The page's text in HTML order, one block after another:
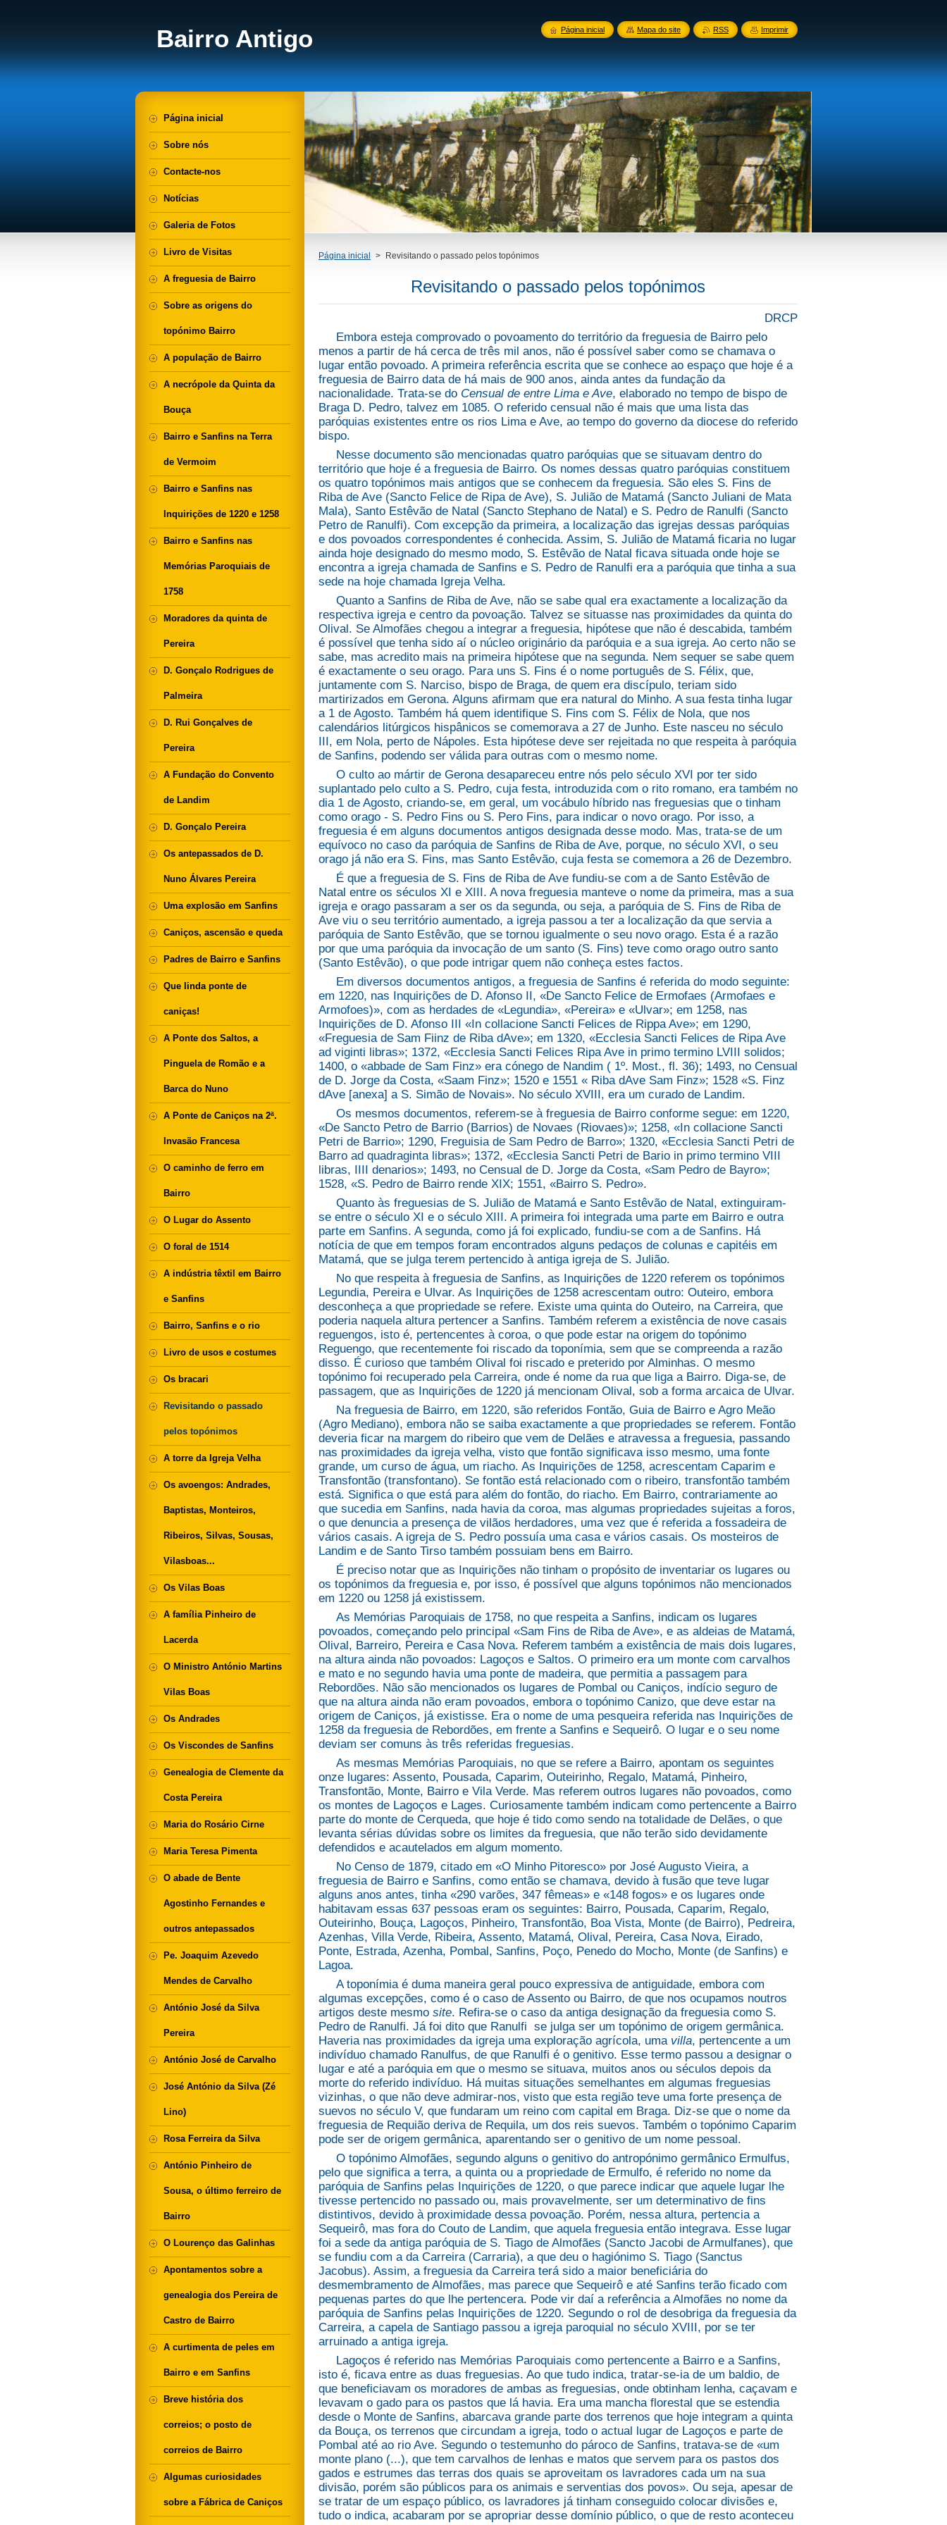
Bairro Antigo
Página inicial > Revisitando o passado pelos topónimos
Revisitando o passado pelos topónimos
DRCP
Embora esteja comprovado o povoamento do território da freguesia de Bairro pelo
menos a partir de há cerca de três mil anos, não é possível saber como se chamava o
lugar então povoado. A primeira referência escrita que se conhece ao espaço que hoje é a
freguesia de Bairro data de há mais de 900 anos, ainda antes da fundação da
nacionalidade. Trata-se do Censual de entre Lima e Ave, elaborado no tempo de bispo de
Braga D. Pedro, talvez em 1085. O referido censual não é mais que uma lista das
paróquias existentes entre os rios Lima e Ave, ao tempo do governo da diocese do referido
bispo.
Nesse documento são mencionadas quatro paróquias que se situavam dentro do
território que hoje é a freguesia de Bairro. Os nomes dessas quatro paróquias constituem
os quatro topónimos mais antigos que se conhecem da freguesia. São eles S. Fins de
Riba de Ave (Sancto Felice de Ripa de Ave), S. Julião de Matamá (Sancto Juliani de Mata
Mala), Santo Estêvão de Natal (Sancto Stephano de Natal) e S. Pedro de Ranulfi (Sancto
Petro de Ranulfi). Com excepção da primeira, a localização das igrejas dessas paróquias
e dos povoados correspondentes é conhecida. Assim, S. Julião de Matamá ficaria no lugar
ainda hoje designado do mesmo modo, S. Estêvão de Natal ficava situada onde hoje se
encontra a igreja chamada de Sanfins e S. Pedro de Ranulfi era a paróquia que tinha a sua
sede na hoje chamada Igreja Velha.
Quanto a Sanfins de Riba de Ave, não se sabe qual era exactamente a localização da
respectiva igreja e centro da povoação. Talvez se situasse nas proximidades da quinta do
Olival. Se Almofães chegou a integrar a freguesia, hipótese que não é descabida, também
é possível que tenha sido aí o núcleo originário da paróquia e a sua igreja. Ao certo não se
sabe, mas acredito mais na primeira hipótese que na segunda. Nem sequer se sabe quem
é exactamente o seu orago. Para uns S. Fins é o nome português de S. Félix, que,
juntamente com S. Narciso, bispo de Braga, de quem era discípulo, teriam sido
martirizados em Gerona. Alguns afirmam que era natural do Minho. A sua festa tinha lugar
a 1 de Agosto. Também há quem identifique S. Fins com S. Félix de Nola, que nos
calendários litúrgicos hispânicos se comemorava a 27 de Junho. Este nasceu no século
III, em Nola, perto de Nápoles. Esta hipótese deve ser rejeitada no que respeita à paróquia
de Sanfins, podendo ser válida para outras com o mesmo nome.
O culto ao mártir de Gerona desapareceu entre nós pelo século XVI por ter sido
suplantado pelo culto a S. Pedro, cuja festa, introduzida com o rito romano, era também no
dia 1 de Agosto, criando-se, em geral, um vocábulo híbrido nas freguesias que o tinham
como orago - S. Pedro Fins ou S. Pero Fins, para indicar o novo orago. Por isso, a
freguesia é em alguns documentos antigos designada desse modo. Mas, trata-se de um
equívoco no caso da paróquia de Sanfins de Riba de Ave, porque, no século XVI, o seu
orago já não era S. Fins, mas Santo Estêvão, cuja festa se comemora a 26 de Dezembro.
É que a freguesia de S. Fins de Riba de Ave fundiu-se com a de Santo Estêvão de
Natal entre os séculos XI e XIII. A nova freguesia manteve o nome da primeira, mas a sua
igreja e orago passaram a ser os da segunda, ou seja, a paróquia de S. Fins de Riba de
Ave viu o seu território aumentado, a igreja passou a ter a localização da que servia a
paróquia de Santo Estêvão, que se tornou igualmente o seu novo orago. Esta é a razão
por que uma paróquia da invocação de um santo (S. Fins) teve como orago outro santo
(Santo Estêvão), o que pode intrigar quem não conheça estes factos.
Em diversos documentos antigos, a freguesia de Sanfins é referida do modo seguinte:
em 1220, nas Inquirições de D. Afonso II, «De Sancto Felice de Ermofaes (Armofaes e
Armofoes)», com as herdades de «Legundia», «Pereira» e «Ulvar»; em 1258, nas
Inquirições de D. Afonso III «In collacione Sancti Felices de Rippa Ave»; em 1290,
«Freguesia de Sam Fiinz de Riba dAve»; em 1320, «Ecclesia Sancti Felices de Ripa Ave
ad viginti libras»; 1372, «Ecclesia Sancti Felices Ripa Ave in primo termino LVIII solidos;
1400, o «abbade de Sam Finz» era cónego de Nandim ( 1º. Most., fl. 36); 1493, no Censual
de D. Jorge da Costa, «Saam Finz»; 1520 e 1551 « Riba dAve Sam Finz»; 1528 «S. Finz
dAve [anexa] a S. Simão de Novais». No século XVIII, era um curado de Landim.
Os mesmos documentos, referem-se à freguesia de Bairro conforme segue: em 1220,
«De Sancto Petro de Barrio (Barrios) de Novaes (Riovaes)»; 1258, «In collacione Sancti
Petri de Barrio»; 1290, Freguisia de Sam Pedro de Barro»; 1320, «Ecclesia Sancti Petri de
Barro ad quadraginta libras»; 1372, «Ecclesia Sancti Petri de Bario in primo termino VIII
libras, IIII denarios»; 1493, no Censual de D. Jorge da Costa, «Sam Pedro de Bayro»;
1528, «S. Pedro de Bairro rende XIX; 1551, «Bairro S. Pedro».
Quanto às freguesias de S. Julião de Matamá e Santo Estêvão de Natal, extinguiram-
se entre o século XI e o século XIII. A primeira foi integrada uma parte em Bairro e outra
parte em Sanfins. A segunda, como já foi explicado, fundiu-se com a de Sanfins. Há
notícia de que em tempos foram encontrados alguns pedaços de colunas e capitéis em
Matamá, que se julga terem pertencido à antiga igreja de S. Julião.
No que respeita à freguesia de Sanfins, as Inquirições de 1220 referem os topónimos
Legundia, Pereira e Ulvar. As Inquirições de 1258 acrescentam outro: Outeiro, embora
desconheça a que propriedade se refere. Existe uma quinta do Outeiro, na Carreira, que
poderia naquela altura pertencer a Sanfins. Também referem a existência de nove casais
reguengos, isto é, pertencentes à coroa, o que pode estar na origem do topónimo
Reguengo, que recentemente foi riscado da toponímia, sem que se compreenda a razão
disso. É curioso que também Olival foi riscado e preterido por Alminhas. O mesmo
topónimo foi recuperado pela Carreira, onde é nome da rua que liga a Bairro. Diga-se, de
passagem, que as Inquirições de 1220 já mencionam Olival, sob a forma arcaica de Ulvar.
Na freguesia de Bairro, em 1220, são referidos Fontão, Guia de Bairro e Agro Meão
(Agro Mediano), embora não se saiba exactamente a que propriedades se referem. Fontão
deveria ficar na margem do ribeiro que vem de Delães e atravessa a freguesia, passando
nas proximidades da igreja velha, visto que fontão significava isso mesmo, uma fonte
grande, um curso de água, um riacho. As Inquirições de 1258, acrescentam Caparim e
Transfontão (transfontano). Se fontão está relacionado com o ribeiro, transfontão também
está. Significa o que está para além do fontão, do riacho. Em Bairro, contrariamente ao
que sucedia em Sanfins, nada havia da coroa, mas algumas propriedades sujeitas a foros,
o que denuncia a presença de vilãos herdadores, uma vez que é referida a fossadeira de
vários casais. A igreja de S. Pedro possuía uma casa e vários casais. Os mosteiros de
Landim e de Santo Tirso também possuiam bens em Bairro.
É preciso notar que as Inquirições não tinham o propósito de inventariar os lugares ou
os topónimos da freguesia e, por isso, é possível que alguns topónimos não mencionados
em 1220 ou 1258 já existissem.
As Memórias Paroquiais de 1758, no que respeita a Sanfins, indicam os lugares
povoados, começando pelo principal «Sam Fins de Riba de Ave», e as aldeias de Matamá,
Olival, Barreiro, Pereira e Casa Nova. Referem também a existência de mais dois lugares,
na altura ainda não povoados: Lagoços e Saltos. O primeiro era um monte com carvalhos
e mato e no segundo havia uma ponte de madeira, que permitia a passagem para
Rebordões. Não são mencionados os lugares de Pombal ou Caniços, indício seguro de
que na altura ainda não eram povoados, embora o topónimo Canizo, que deve estar na
origem de Caniços, já existisse. Era o nome de uma pesqueira referida nas Inquirições de
1258 da freguesia de Rebordões, em frente a Sanfins e Sequeirô. O lugar e o seu nome
deviam ser comuns às três referidas freguesias.
As mesmas Memórias Paroquiais, no que se refere a Bairro, apontam os seguintes
onze lugares: Assento, Pousada, Caparim, Outeirinho, Regalo, Matamá, Pinheiro,
Transfontão, Monte, Bairro e Vila Verde. Mas referem outros lugares não povoados, como
os montes de Lagoços e Lages. Curiosamente também indicam como pertencente a Bairro
parte do monte de Cerqueda, que hoje é tido como sendo na totalidade de Delães, o que
levanta sérias dúvidas sobre os limites da freguesia, que não terão sido devidamente
defendidos e acautelados em algum momento.
No Censo de 1879, citado em «O Minho Pitoresco» por José Augusto Vieira, a
freguesia de Bairro e Sanfins, como então se chamava, devido à fusão que teve lugar
alguns anos antes, tinha «290 varões, 347 fêmeas» e «148 fogos» e os lugares onde
habitavam essas 637 pessoas eram os seguintes: Bairro, Pousada, Caparim, Regalo,
Outeirinho, Bouça, Lagoços, Pinheiro, Transfontão, Boa Vista, Monte (de Bairro), Pedreira,
Azenhas, Villa Verde, Ribeira, Assento, Matamá, Olival, Pereira, Casa Nova, Eirado,
Ponte, Estrada, Azenha, Pombal, Sanfins, Poço, Penedo do Mocho, Monte (de Sanfins) e
Lagoa.
A toponímia é duma maneira geral pouco expressiva de antiguidade, embora com
algumas excepções, como é o caso de Assento ou Bairro, de que nos ocupamos noutros
artigos deste mesmo site. Refira-se o caso da antiga designação da freguesia como S.
Pedro de Ranulfi. Já foi dito que Ranulfi se julga ser um topónimo de origem germânica.
Haveria nas proximidades da igreja uma exploração agrícola, uma villa, pertencente a um
indivíduo chamado Ranulfus, de que Ranulfi é o genitivo. Esse termo passou a designar o
lugar e até a paróquia em que o mesmo se situava, muitos anos ou séculos depois da
morte do referido indivíduo. Há muitas situações semelhantes em algumas freguesias
vizinhas, o que não deve admirar-nos, visto que esta região teve uma forte presença de
suevos no século V, que fundaram um reino com capital em Braga. Diz-se que o nome da
freguesia de Requião deriva de Requila, um dos reis suevos. Também o topónimo Caparim
pode ser de origem germânica, aparentando ser o genitivo de um nome pessoal.
O topónimo Almofães, segundo alguns o genitivo do antropónimo germânico Ermulfus,
pelo que significa a terra, a quinta ou a propriedade de Ermulfo, é referido no nome da
paróquia de Sanfins pelas Inquirições de 1220, o que parece indicar que aquele lugar lhe
tivesse pertencido no passado ou, mais provavelmente, ser um determinativo de fins
distintivos, devido à proximidade dessa povoação. Porém, nessa altura, pertencia a
Sequeirô, mas fora do Couto de Landim, que aquela freguesia então integrava. Esse lugar
foi a sede da antiga paróquia de S. Tiago de Almofães (Sancto Jacobi de Armulfanes), que
se fundiu com a da Carreira (Carraria), a que deu o hagiónimo S. Tiago (Sanctus
Jacobus). Assim, a freguesia da Carreira terá sido a maior beneficiária do
desmembramento de Almofães, mas parece que Sequeirô e até Sanfins terão ficado com
pequenas partes do que lhe pertencera. Pode vir daí a referência a Almofães no nome da
paróquia de Sanfins pelas Inquirições de 1220. Segundo o rol de desobriga da freguesia da
Carreira, a capela de Santiago passou a igreja paroquial no século XVIII, por se ter
arruinado a antiga igreja.
Lagoços é referido nas Memórias Paroquiais como pertencente a Bairro e a Sanfins,
isto é, ficava entre as duas freguesias. Ao que tudo indica, tratar-se-ia de um baldio, de
que beneficiavam os moradores de ambas as freguesias, onde obtinham lenha, caçavam e
levavam o gado para os pastos que lá havia. Era uma mancha florestal que se estendia
desde o Monte de Sanfins, abarcava grande parte dos terrenos que hoje integram a quinta
da Bouça, os terrenos que circundam a igreja, todo o actual lugar de Lagoços e parte de
Pombal até ao rio Ave. Segundo o testemunho do pároco de Sanfins, tratava-se de «um
monte plano (...), que tem carvalhos de lenhas e matos que servem para os pastos dos
gados e estrumes das terras dos quais se aproveitam os lavradores cada um na sua
divisão, porém são públicos para os animais e serventias dos povos». Ou seja, apesar de
se tratar de um espaço público, os lavradores já tinham conseguido colocar divisões e,
tudo o indica, acabaram por se apropriar desse domínio público, o que de resto aconteceu
Página inicial
Sobre nós
Contacte-nos
Notícias
Galeria de Fotos
Livro de Visitas
A freguesia de Bairro
Sobre as origens do
topónimo Bairro
A população de Bairro
A necrópole da Quinta da
Bouça
Bairro e Sanfins na Terra
de Vermoim
Bairro e Sanfins nas
Inquirições de 1220 e 1258
Bairro e Sanfins nas
Memórias Paroquiais de
1758
Moradores da quinta de
Pereira
D. Gonçalo Rodrigues de
Palmeira
D. Rui Gonçalves de
Pereira
A Fundação do Convento
de Landim
D. Gonçalo Pereira
Os antepassados de D.
Nuno Álvares Pereira
Uma explosão em Sanfins
Caniços, ascensão e queda
Padres de Bairro e Sanfins
Que linda ponte de
caniças!
A Ponte dos Saltos, a
Pinguela de Romão e a
Barca do Nuno
A Ponte de Caniços na 2ª.
Invasão Francesa
O caminho de ferro em
Bairro
O Lugar do Assento
O foral de 1514
A indústria têxtil em Bairro
e Sanfins
Bairro, Sanfins e o rio
Livro de usos e costumes
Os bracari
Revisitando o passado
pelos topónimos
A torre da Igreja Velha
Os avoengos: Andrades,
Baptistas, Monteiros,
Ribeiros, Silvas, Sousas,
Vilasboas...
Os Vilas Boas
A família Pinheiro de
Lacerda
O Ministro António Martins
Vilas Boas
Os Andrades
Os Viscondes de Sanfins
Genealogia de Clemente da
Costa Pereira
Maria do Rosário Cirne
Maria Teresa Pimenta
O abade de Bente
Agostinho Fernandes e
outros antepassados
Pe. Joaquim Azevedo
Mendes de Carvalho
António José da Silva
Pereira
António José de Carvalho
José António da Silva (Zé
Lino)
Rosa Ferreira da Silva
António Pinheiro de
Sousa, o último ferreiro de
Bairro
O Lourenço das Galinhas
Apontamentos sobre a
genealogia dos Pereira de
Castro de Bairro
A curtimenta de peles em
Bairro e em Sanfins
Breve história dos
correios; o posto de
correios de Bairro
Algumas curiosidades
sobre a Fábrica de Caniços
Página inicial Mapa do site RSS Imprimir